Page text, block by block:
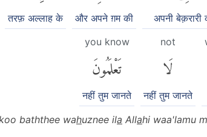
अपनी बेक़रारी
और अपने ग़म की
तरफ़ अल्लाह के
not
لَا
नहीं तुम जानते
you know
تَعْلَمُونَ
नहीं तुम जानते
baththee wahuznee ila Allahi waa'lamu